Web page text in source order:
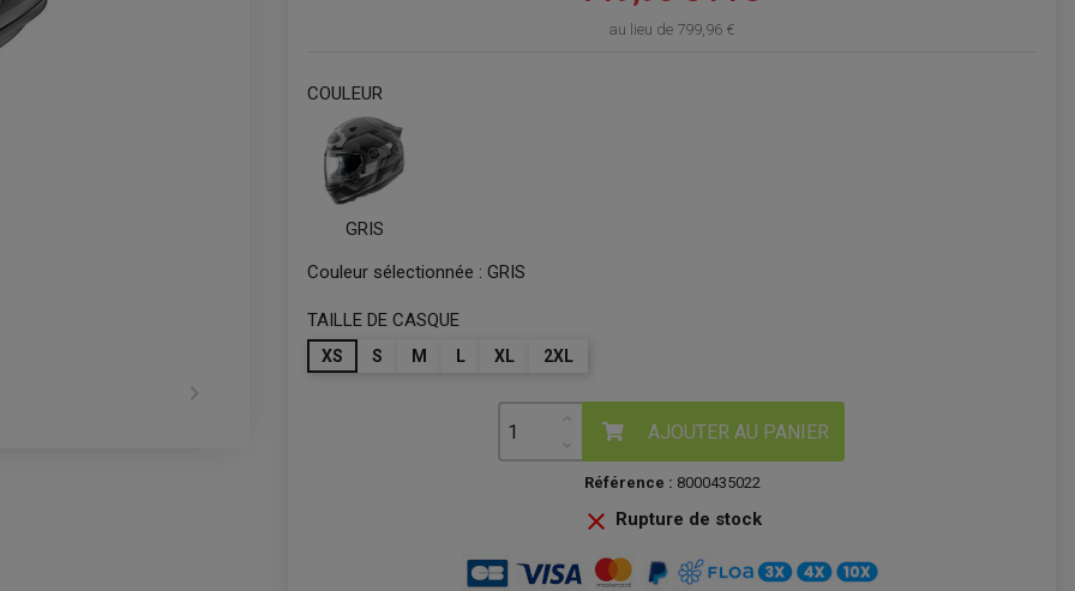

au lieu de 799,96 €
COULEUR
GRIS
Couleur sélectionnée : GRIS
TAILLE DE CASQUE
XS S M L XL 2XL
AJOUTER AU PANIER
Référence : 8000435022
 Rupture de stock